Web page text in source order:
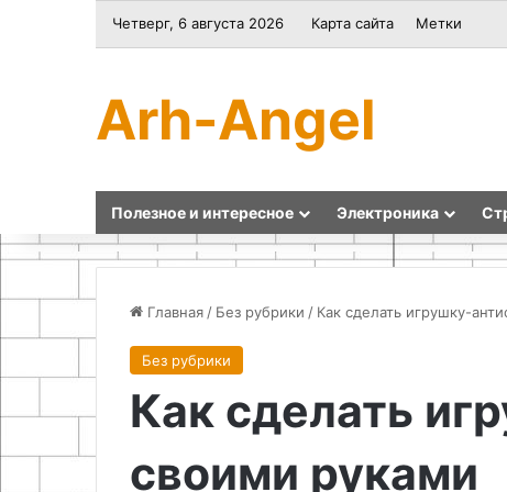
Четверг, 6 августа 2026 Карта сайта Метки
Arh-Angel
Полезное и интересное Электроника
Главная / Без рубрики / Как сделать игрушку-
Без рубрики
Как сделать
своими руками
сделать
цепные